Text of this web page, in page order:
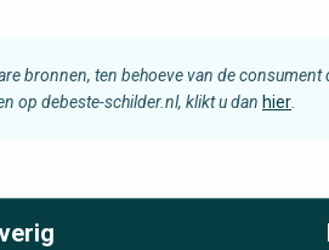
bronnen, ten behoeve van de consument
op debeste-schilder.nl, klikt u dan hier